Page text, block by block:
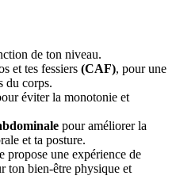
de ton niveau.
et tes fessiers (CAF), pour une
du corps.
éviter la monotonie et
pour améliorer la
et ta posture.
propose une expérience de
ton bien-être physique et